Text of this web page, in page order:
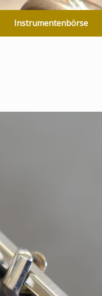
Instrumentenbörse